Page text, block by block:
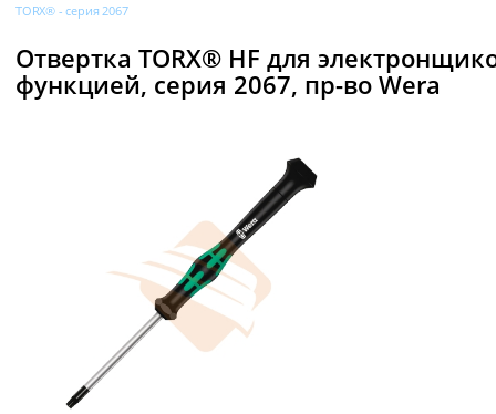
TORX® - серия 2067
Отвертка TORX® HF для
функцией, серия 2067, пр-во Wera